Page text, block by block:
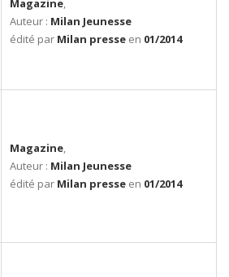
Magazine,
Auteur : Milan Jeunesse
édité par Milan presse en 01/2014
Magazine,
Auteur : Milan Jeunesse
édité par Milan presse en 01/2014